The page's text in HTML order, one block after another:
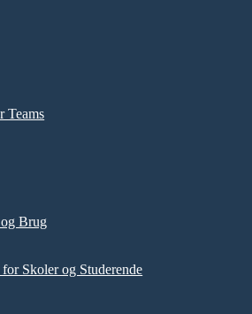
Teams
Brug
Skoler og Studerende